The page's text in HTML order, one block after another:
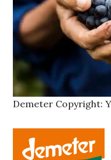
Demeter Copyright: